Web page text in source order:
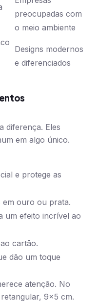
preocupadas com
o meio ambiente
Designs modernos
e diferenciados
diferença. Eles
em algo único.
e protege as
em ouro ou prata.
um efeito incrível ao
cartão.
dão um toque
atenção. No
9×5 cm.